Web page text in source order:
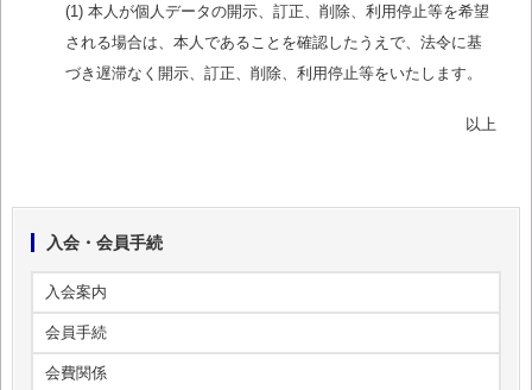
(1) 本人が個人データの開示、訂正、削除、利用停止等を希望
される場合は、本人であることを確認したうえで、法令に基
づき遅滞なく開示、訂正、削除、利用停止等をいたします。
以上
入会・会員手続
入会案内
会員手続
会費関係